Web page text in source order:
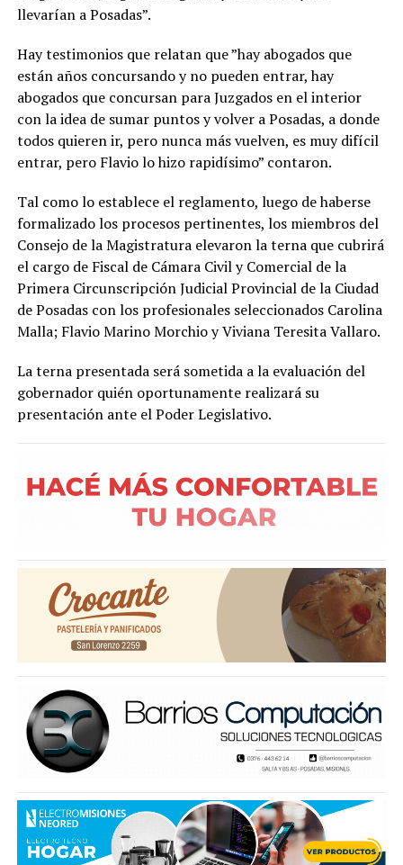
llevarían a Posadas”.
Hay testimonios que relatan que ”hay abogados que
están años concursando y no pueden entrar, hay
abogados que concursan para Juzgados en el interior
con la idea de sumar puntos y volver a Posadas, a donde
todos quieren ir, pero nunca más vuelven, es muy difícil
entrar, pero Flavio lo hizo rapidísimo” contaron.
Tal como lo establece el reglamento, luego de haberse
formalizado los procesos pertinentes, los miembros del
Consejo de la Magistratura elevaron la terna que cubrirá
el cargo de Fiscal de Cámara Civil y Comercial de la
Primera Circunscripción Judicial Provincial de la Ciudad
de Posadas con los profesionales seleccionados Carolina
Malla; Flavio Marino Morchio y Viviana Teresita Vallaro.
La terna presentada será sometida a la evaluación del
gobernador quién oportunamente realizará su
presentación ante el Poder Legislativo.